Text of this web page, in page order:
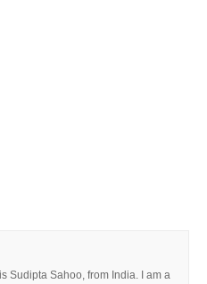
Sudipta Sahoo, from India. I am a